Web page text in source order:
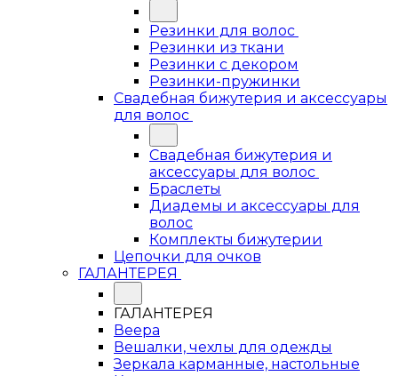
Резинки для волос
Резинки из ткани
Резинки с декором
Резинки-пружинки
Свадебная бижутерия и аксессуары
для волос
Свадебная бижутерия и
аксессуары для волос
Браслеты
Диадемы и аксессуары для
волос
Комплекты бижутерии
Цепочки для очков
ГАЛАНТЕРЕЯ
ГАЛАНТЕРЕЯ
Веера
Вешалки, чехлы для одежды
Зеркала карманные, настольные